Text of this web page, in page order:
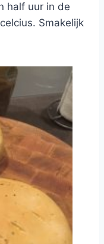
half uur in de
Smakelijk